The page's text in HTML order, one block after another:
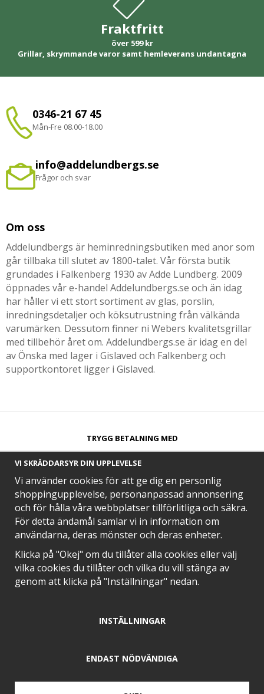
Fraktfritt
över 599 kr
Grillar, skrymmande varor samt hemleverans undantagna
0346-21 67 45
Mån-Fre 08.00-18.00
info@addelundbergs.se
Frågor och svar
Om oss
Addelundbergs är heminredningsbutiken med anor som
går tillbaka till slutet av 1800-talet. Vår första butik
grundades i Falkenberg 1930 av Adde Lundberg. 2009
öppnades vår e-handel Addelundbergs.se och än idag
har håller vi ett stort sortiment av glas, porslin,
inredningsdetaljer och köksutrustning från välkända
varumärken. Dessutom finner ni Webers kvalitetsgrillar
med tillbehör året om. Addelundbergs.se är idag en del
av Önska med lager i Gislaved och Falkenberg och
supportkontoret ligger i Gislaved.
TRYGG BETALNING MED​
SNABB LEVERANS MED
EN DEL AV
VI SKRÄDDARSYR DIN UPPLEVELSE
Vi använder cookies för att ge dig en personlig
shoppingupplevelse, personanpassad annonsering
och för hålla våra webbplatser tillförlitliga och säkra.
För detta ändamål samlar vi in information om
användarna, deras mönster och deras enheter.
Klicka på "Okej" om du tillåter alla cookies eller välj
vilka cookies du tillåter och vilka du vill stänga av
genom att klicka på "Inställningar" nedan.
INSTÄLLNINGAR
ENDAST NÖDVÄNDIGA